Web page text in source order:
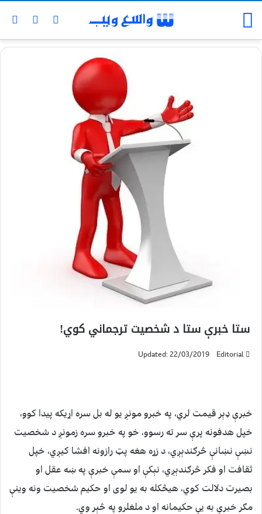
ستا خبرې ستا د شخصیت ترجماني کوي!
Editorial
Updated: 22/03/2019
خبرې ډېر قيمت لري، په خبرو مونږ يو له بل سره اړيکه پيدا کوو،
خپل هدفونه پرې سر ته رسوو، خو په خبرو سره زمونږ د شخصيت
نښې نښانې څرګندېږي، د زړه هغه پټ رازونه افشا کيږي، خپل
ثقافت او فکر څرګندېږي، نېکې او سمې خبرې په ښه عقل او
بصيرت دلالت کوي، هيڅکله به يو لوی او حکیم شخصیت ونه وينې
مګر خبرې به يې حکيمانه او د ملغلرو په څېر وي.